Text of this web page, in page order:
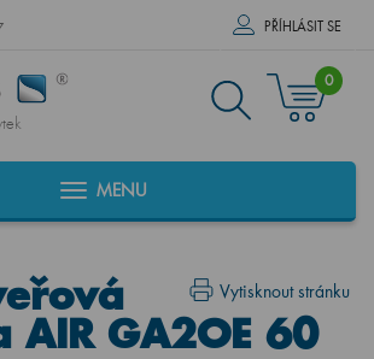
PŘÍHLÁSIT SE
0
MENU
Vytisknout stránku
GA2OE 60